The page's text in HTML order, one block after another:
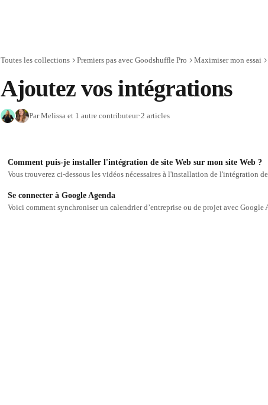
Toutes les collections Premiers pas avec Goodshuffle Pro Maximiser mon essai
Ajoutez vos intégrations
Par Melissa et 1 autre contributeur·2 articles
Comment puis-je installer l'intégration de site Web sur mon site Web ?
Se connecter à Google Agenda